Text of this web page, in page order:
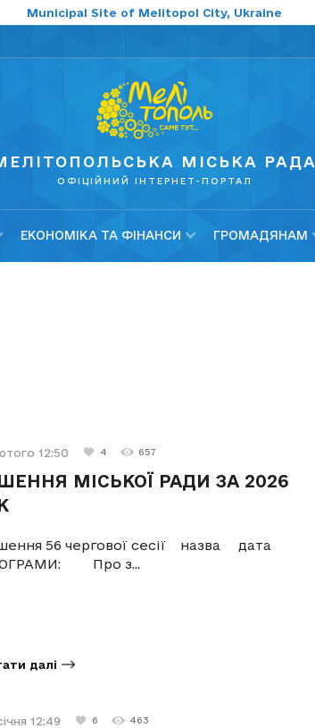
Municipal Site of Melitopol City, Ukraine
МІСЬКА РАДА
ОФІЦІЙНИЙ ІНТЕРНЕТ-ПОРТАЛ
ЕКОНОМІКА ТА ФІНАНСИ ГРОМАДЯНАМ
12:50 4 657
МІСЬКОЇ РАДИ ЗА 2026
56 чергової сесії назва дата
Про з...
далі
12:49 6 463